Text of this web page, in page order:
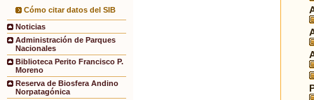
Cómo citar datos del SIB
Noticias
Administración de Parques
Nacionales
Biblioteca Perito Francisco P.
Moreno
Reserva de Biosfera Andino
Norpatagónica